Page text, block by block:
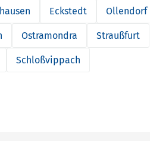
Eckstedt Ollendorf
Ostramondra Straußfurt
Schloßvippach